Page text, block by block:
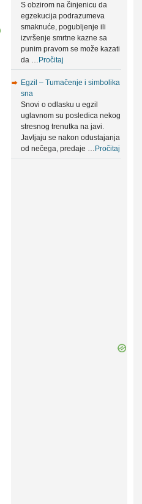
S obzirom na činjenicu da
egzekucija podrazumeva
smaknuće, pogubljenje ili
izvršenje smrtne kazne sa
punim pravom se može kazati
da … Pročitaj
Egzil – Tumačenje i simbolika
sna
Snovi o odlasku u egzil
uglavnom su posledica nekog
stresnog trenutka na javi.
Javljaju se nakon odustajanja
od nečega, predaje … Pročitaj